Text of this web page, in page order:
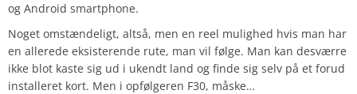
og Android smartphone.
Noget omstændeligt, altså, men en reel mulighed hvis man har
en allerede eksisterende rute, man vil følge. Man kan desværre
ikke blot kaste sig ud i ukendt land og finde sig selv på et forud
installeret kort. Men i opfølgeren F30, måske…